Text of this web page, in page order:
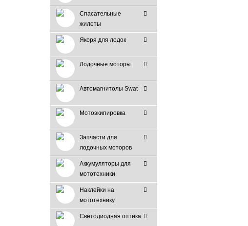
Спасательные
жилеты
Якоря для лодок
Лодочные моторы
Автомагнитолы Swat
Мотоэкипировка
Запчасти для
лодочных моторов
Аккумуляторы для
мототехники
Наклейки на
мототехнику
Светодиодная оптика